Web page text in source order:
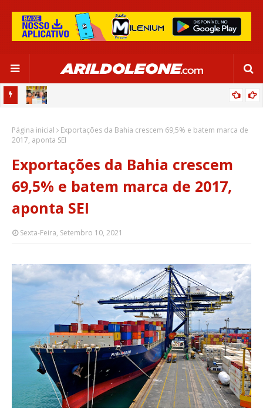
CIPÓ - BA
Página inicial
Exportações da Bahia crescem 69,5% e batem marca de
2017, aponta SEI
Exportações da Bahia crescem
69,5% e batem marca de 2017,
aponta SEI
Sexta-Feira, Setembro 10, 2021